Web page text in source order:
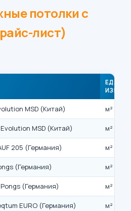
потолки с
лист)
ЕД.
ИЗМ.
MSD (Китай) м²
MSD (Китай) м²
205 (Германия) м²
(Германия) м²
(Германия) м²
EURO (Германия) м²